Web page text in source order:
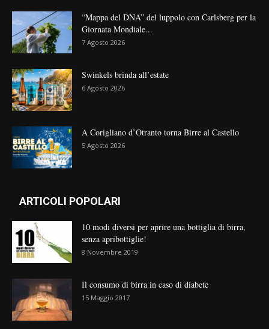
“Mappa del DNA” del luppolo con Carlsberg per la
Giornata Mondiale...
7 Agosto 2026
Swinkels brinda all’estate
6 Agosto 2026
A Corigliano d’Otranto torna Birre al Castello
5 Agosto 2026
ARTICOLI POPOLARI
10 modi diversi per aprire una bottiglia di birra,
senza apribottiglie!
8 Novembre 2019
Il consumo di birra in caso di diabete
15 Maggio 2017